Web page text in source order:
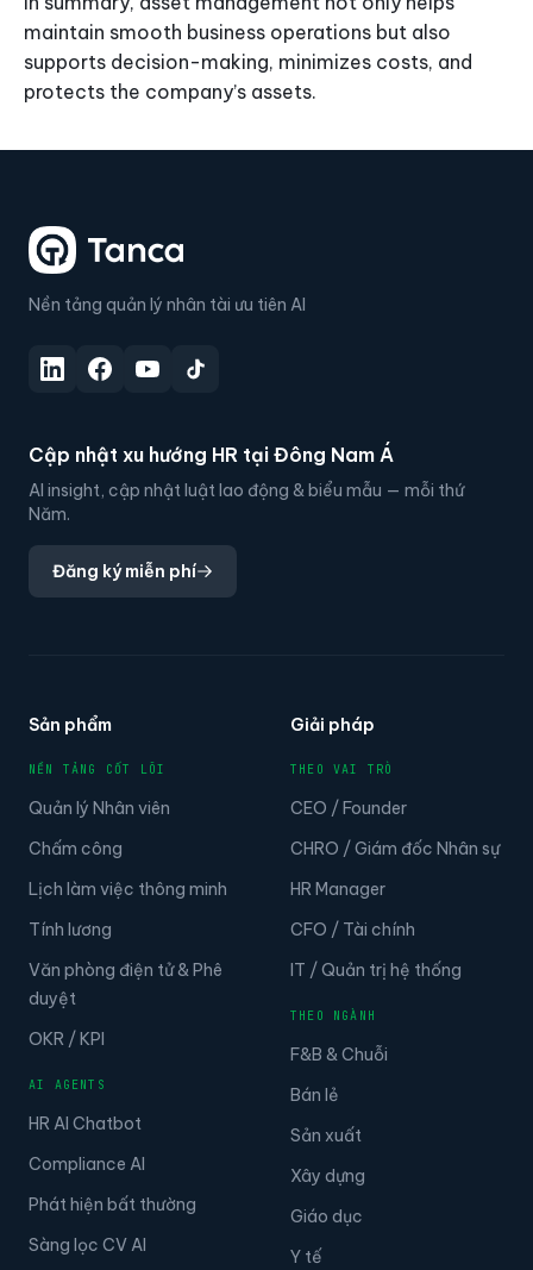
maintain smooth business operations but also
supports decision-making, minimizes costs, and
protects the company’s assets.
Nền tảng quản lý nhân tài ưu tiên AI
Cập nhật xu hướng HR tại Đông Nam Á
AI insight, cập nhật luật lao động & biểu mẫu — mỗi thứ
Năm.
Đăng ký miễn phí
Sản phẩm
NỀN TẢNG CỐT LÕI
Quản lý Nhân viên
Chấm công
Lịch làm việc thông minh
Tính lương
Văn phòng điện tử & Phê
duyệt
OKR / KPI
AI AGENTS
HR AI Chatbot
Compliance AI
Phát hiện bất thường
Sàng lọc CV AI
Giải pháp
THEO VAI TRÒ
CEO / Founder
CHRO / Giám đốc Nhân sự
HR Manager
CFO / Tài chính
IT / Quản trị hệ thống
THEO NGÀNH
F&B & Chuỗi
Bán lẻ
Sản xuất
Xây dựng
Giáo dục
Y tế